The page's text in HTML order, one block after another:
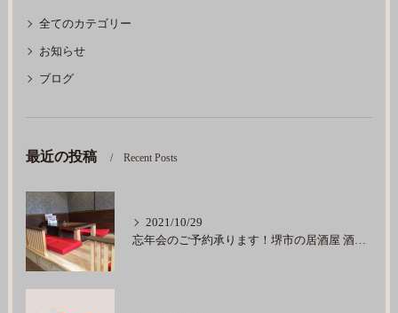
全てのカテゴリー
お知らせ
ブログ
最近の投稿 Recent Posts
2021/10/29
忘年会のご予約承ります！堺市の居酒屋 酒楽海人